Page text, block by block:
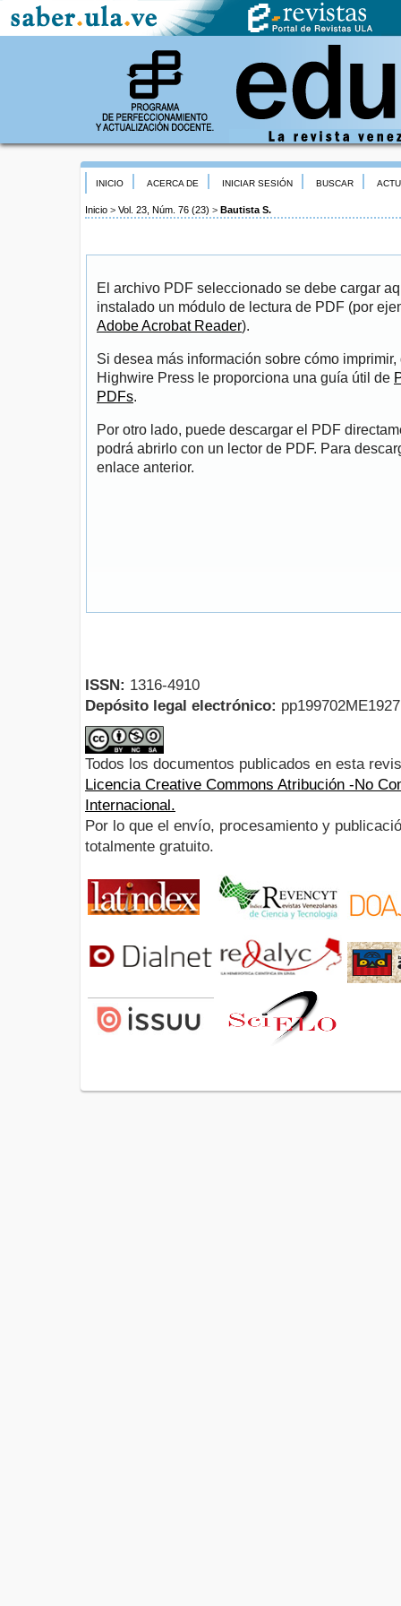
INICIO ACERCA DE INICIAR SESIÓN BUSCAR
Inicio > Vol. 23, Núm. 76 (23) > Bautista S.
El archivo PDF seleccionado se debe cargar
instalado un módulo de lectura de PDF (por
Adobe Acrobat Reader).
Si desea más información sobre cómo
Highwire Press le proporciona una guía útil de
PDFs.
Por otro lado, puede descargar el PDF
podrá abrirlo con un lector de PDF. Para
enlace anterior.
ISSN: 1316-4910
Depósito legal electrónico:
Todos los documentos publicados en esta
Licencia Creative Commons Atribución -No
Internacional.
Por lo que el envío, procesamiento y
totalmente gratuito.